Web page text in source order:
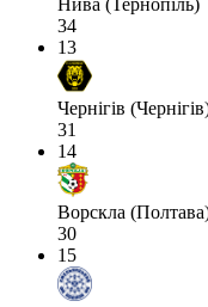
Нива (Тернопіль)
34
13
Чернігів
31
14
Ворскла
30
15